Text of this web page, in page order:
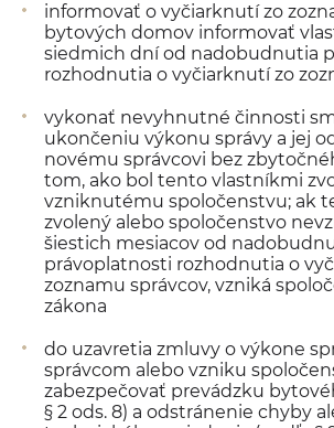
informovať o vyčiarknutí zo
bytových domov informovať
siedmich dní od nadobudnutia
rozhodnutia o vyčiarknutí zo
vykonať nevyhnutné činnosti
ukončeniu výkonu správy a jej
novému správcovi bez
tom, ako bol tento vlastníkmi
vzniknutému spoločenstvu; ak
zvolený alebo spoločenstvo
šiestich mesiacov od
právoplatnosti rozhodnutia o
zoznamu správcov, vzniká
zákona
do uzavretia zmluvy o výkone
správcom alebo vzniku
zabezpečovať prevádzku
§ 2 ods. 8) a odstránenie chyby